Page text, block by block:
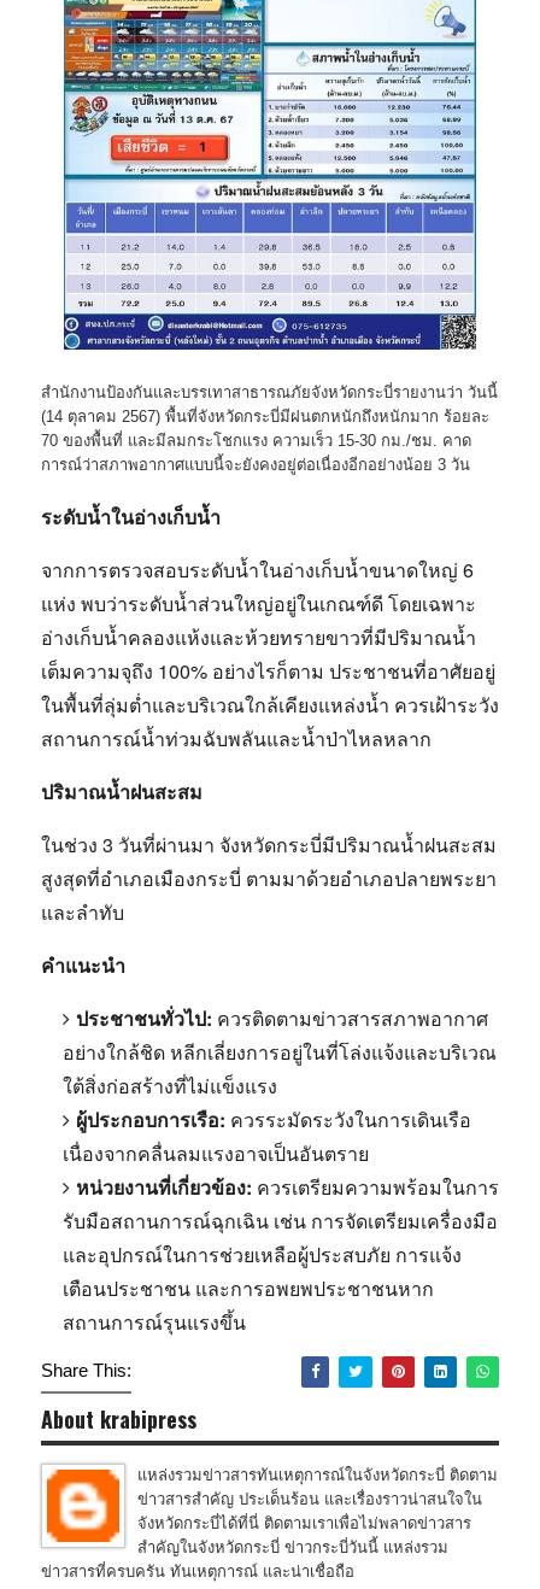
สำนักงานป้องกันและบรรเทาสาธารณภัยจังหวัดกระบี่รายงานว่า วันนี้
(14 ตุลาคม 2567) พื้นที่จังหวัดกระบี่มีฝนตกหนักถึงหนักมาก ร้อยละ
70 ของพื้นที่ และมีลมกระโชกแรง ความเร็ว 15-30 กม./ชม. คาด
การณ์ว่าสภาพอากาศแบบนี้จะยังคงอยู่ต่อเนื่องอีกอย่างน้อย 3 วัน
ระดับน้ำในอ่างเก็บน้ำ
จากการตรวจสอบระดับน้ำในอ่างเก็บน้ำขนาดใหญ่ 6
แห่ง พบว่าระดับน้ำส่วนใหญ่อยู่ในเกณฑ์ดี โดยเฉพาะ
อ่างเก็บน้ำคลองแห้งและห้วยทรายขาวที่มีปริมาณน้ำ
เต็มความจุถึง 100% อย่างไรก็ตาม ประชาชนที่อาศัยอยู่
ในพื้นที่ลุ่มต่ำและบริเวณใกล้เคียงแหล่งน้ำ ควรเฝ้าระวัง
สถานการณ์น้ำท่วมฉับพลันและน้ำป่าไหลหลาก
ปริมาณน้ำฝนสะสม
ในช่วง 3 วันที่ผ่านมา จังหวัดกระบี่มีปริมาณน้ำฝนสะสม
สูงสุดที่อำเภอเมืองกระบี่ ตามมาด้วยอำเภอปลายพระยา
และลำทับ
คำแนะนำ
ประชาชนทั่วไป: ควรติดตามข่าวสารสภาพอากาศ
อย่างใกล้ชิด หลีกเลี่ยงการอยู่ในที่โล่งแจ้งและบริเวณ
ใต้สิ่งก่อสร้างที่ไม่แข็งแรง
ผู้ประกอบการเรือ: ควรระมัดระวังในการเดินเรือ
เนื่องจากคลื่นลมแรงอาจเป็นอันตราย
หน่วยงานที่เกี่ยวข้อง: ควรเตรียมความพร้อมในการ
รับมือสถานการณ์ฉุกเฉิน เช่น การจัดเตรียมเครื่องมือ
และอุปกรณ์ในการช่วยเหลือผู้ประสบภัย การแจ้ง
เตือนประชาชน และการอพยพประชาชนหาก
สถานการณ์รุนแรงขึ้น
Share This:
About krabipress
แหล่งรวมข่าวสารทันเหตุการณ์ในจังหวัดกระบี่ ติดตาม
ข่าวสารสำคัญ ประเด็นร้อน และเรื่องราวน่าสนใจใน
จังหวัดกระบี่ได้ที่นี่ ติดตามเราเพื่อไม่พลาดข่าวสาร
สำคัญในจังหวัดกระบี่ ข่าวกระบี่วันนี้ แหล่งรวม
ข่าวสารที่ครบครัน ทันเหตุการณ์ และน่าเชื่อถือ